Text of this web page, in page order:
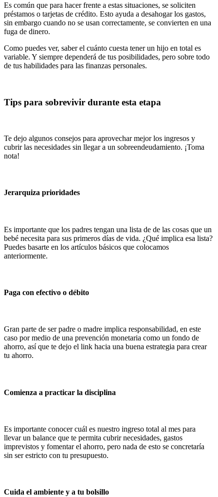
Es común que para hacer frente a estas situaciones, se soliciten
préstamos o tarjetas de crédito. Esto ayuda a desahogar los gastos,
sin embargo cuando no se usan correctamente, se convierten en una
fuga de dinero.
Como puedes ver, saber el cuánto cuesta tener un hijo en total es
variable. Y siempre dependerá de tus posibilidades, pero sobre todo
de tus habilidades para las finanzas personales.
Tips para sobrevivir durante esta etapa
Te dejo algunos consejos para aprovechar mejor los ingresos y
cubrir las necesidades sin llegar a un sobreendeudamiento. ¡Toma
nota!
Jerarquiza prioridades
Es importante que los padres tengan una lista de de las cosas que un
bebé necesita para sus primeros días de vida. ¿Qué implica esa lista?
Puedes basarte en los artículos básicos que colocamos
anteriormente.
Paga con efectivo o débito
Gran parte de ser padre o madre implica responsabilidad, en este
caso por medio de una prevención monetaria como un fondo de
ahorro, así que te dejo el link hacia una buena estrategia para crear
tu ahorro.
Comienza a practicar la disciplina
Es importante conocer cuál es nuestro ingreso total al mes para
llevar un balance que te permita cubrir necesidades, gastos
imprevistos y fomentar el ahorro, pero nada de esto se concretaría
sin ser estricto con tu presupuesto.
Cuida el ambiente y a tu bolsillo